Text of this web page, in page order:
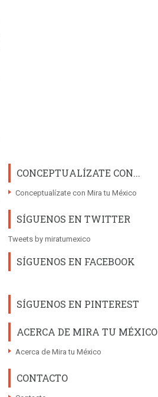
CONCEPTUALÍZATE CON...
Conceptualízate con Mira tu México
SÍGUENOS EN TWITTER
Tweets by miratumexico
SÍGUENOS EN FACEBOOK
SÍGUENOS EN PINTEREST
ACERCA DE MIRA TU MÉXICO
Acerca de Mira tu México
CONTACTO